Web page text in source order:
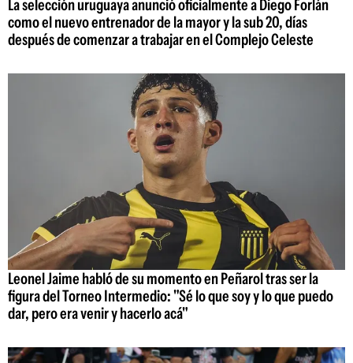
La selección uruguaya anunció oficialmente a Diego Forlán
como el nuevo entrenador de la mayor y la sub 20, días
después de comenzar a trabajar en el Complejo Celeste
Leonel Jaime habló de su momento en Peñarol tras ser la
figura del Torneo Intermedio: "Sé lo que soy y lo que puedo
dar, pero era venir y hacerlo acá"